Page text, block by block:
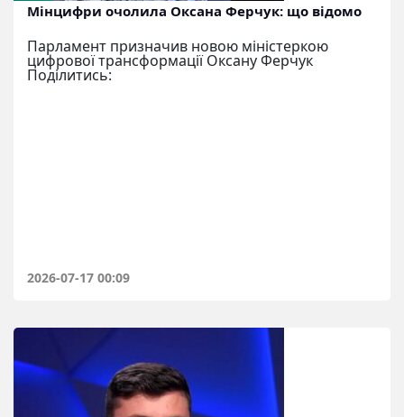
Мінцифри очолила Оксана Ферчук: що відомо
Парламент призначив новою міністеркою
цифрової трансформації Оксану Ферчук
Поділитись:
2026-07-17 00:09